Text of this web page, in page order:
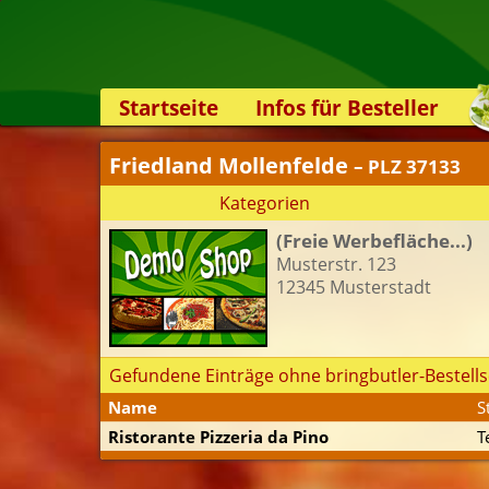
Startseite
Infos für Besteller
Lieferservice-App
Weiterempfehlen
Newsletter
Sicherheit
Kontakt
Friedland Mollenfelde – PLZ 37133
Kategorien
(Freie Werbefläche...)
Musterstr. 123
12345 Musterstadt
Gefundene Einträge ohne bringbutler-
Name
Ristorante Pizzeria da Pino